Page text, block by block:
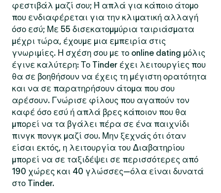
φεστιβάλ μαζί σου; Ή απλά για κάποιο άτομο
που ενδιαφέρεται για την κλιματική αλλαγή
όσο εσύ; Με 55 δισεκατομμύρια ταιριάσματα
μέχρι τώρα, έχουμε μια εμπειρία στις
γνωριμίες. Η σχέση σου με το online dating μόλις
έγινε καλύτερη: Το Tinder έχει λειτουργίες που
θα σε βοηθήσουν να έχεις τη μέγιστη ορατότητα
και να σε παρατηρήσουν άτομα που σου
αρέσουν. Γνώρισε φίλους που αγαπούν τον
καφέ όσο εσύ ή απλά βρες κάποιον που θα
μπορεί να τα βγάλει πέρα σε ένα παιχνίδι
πινγκ πονγκ μαζί σου. Μην ξεχνάς ότι όταν
είσαι εκτός, η λειτουργία του Διαβατηρίου
μπορεί να σε ταξιδέψει σε περισσότερες από
190 χώρες και 40 γλώσσες—όλα είναι δυνατά
στο Tinder.